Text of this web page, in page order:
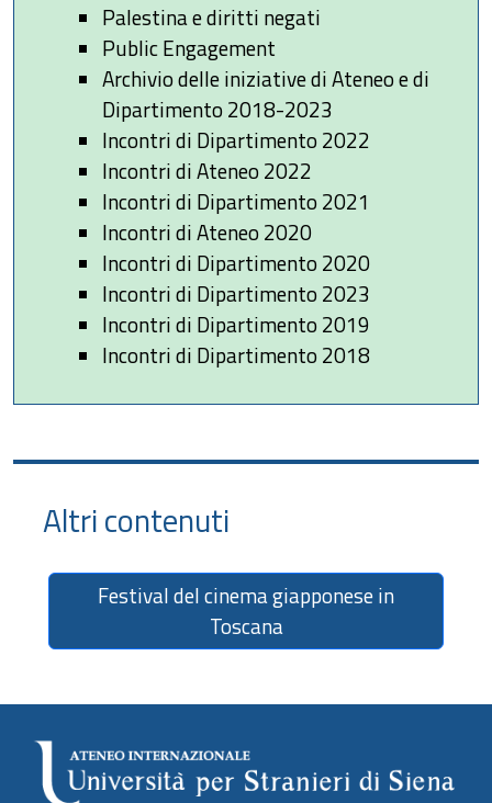
Palestina e diritti negati
Public Engagement
Archivio delle iniziative di Ateneo e di
Dipartimento 2018-2023
Incontri di Dipartimento 2022
Incontri di Ateneo 2022
Incontri di Dipartimento 2021
Incontri di Ateneo 2020
Incontri di Dipartimento 2020
Incontri di Dipartimento 2023
Incontri di Dipartimento 2019
Incontri di Dipartimento 2018
Altri contenuti
Festival del cinema giapponese in
Toscana